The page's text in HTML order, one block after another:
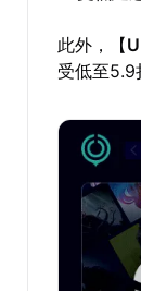
此外，【
受低至5.9